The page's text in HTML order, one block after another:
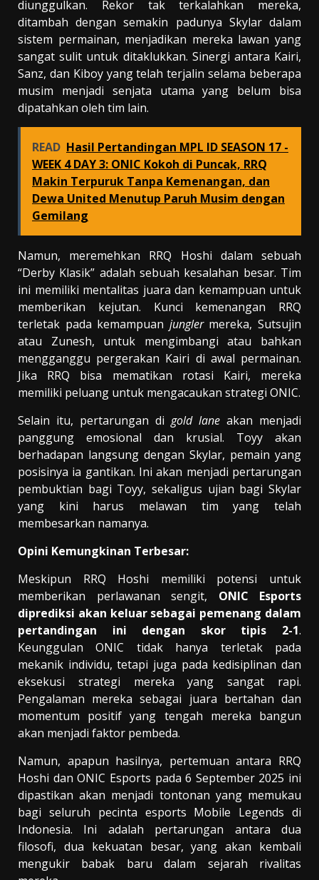
diunggulkan. Rekor tak terkalahkan mereka,
ditambah dengan semakin padunya Skylar dalam
sistem permainan, menjadikan mereka lawan yang
sangat sulit untuk ditaklukkan. Sinergi antara Kairi,
Sanz, dan Kiboy yang telah terjalin selama beberapa
musim menjadi senjata utama yang belum bisa
dipatahkan oleh tim lain.
READ Hasil Pertandingan MPL ID SEASON 17 -
WEEK 4 DAY 3: ONIC Kokoh di Puncak, RRQ
Makin Terpuruk Tanpa Kemenangan, dan
Dewa United Menutup Paruh Musim dengan
Gemilang
Namun, meremehkan RRQ Hoshi dalam sebuah
“Derby Klasik” adalah sebuah kesalahan besar. Tim
ini memiliki mentalitas juara dan kemampuan untuk
memberikan kejutan. Kunci kemenangan RRQ
terletak pada kemampuan junglermereka, Sutsujin
atau Zunesh, untuk mengimbangi atau bahkan
mengganggu pergerakan Kairi di awal permainan.
Jika RRQ bisa mematikan rotasi Kairi, mereka
memiliki peluang untuk mengacaukan strategi ONIC.
Selain itu, pertarungan di gold lane akan menjadi
panggung emosional dan krusial. Toyy akan
berhadapan langsung dengan Skylar, pemain yang
posisinya ia gantikan. Ini akan menjadi pertarungan
pembuktian bagi Toyy, sekaligus ujian bagi Skylar
yang kini harus melawan tim yang telah
membesarkan namanya.
Opini Kemungkinan Terbesar:
Meskipun RRQ Hoshi memiliki potensi untuk
memberikan perlawanan sengit, ONIC Esports
diprediksi akan keluar sebagai pemenang dalam
pertandingan ini dengan skor tipis 2-1.
Keunggulan ONIC tidak hanya terletak pada
mekanik individu, tetapi juga pada kedisiplinan dan
eksekusi strategi mereka yang sangat rapi.
Pengalaman mereka sebagai juara bertahan dan
momentum positif yang tengah mereka bangun
akan menjadi faktor pembeda.
Namun, apapun hasilnya, pertemuan antara RRQ
Hoshi dan ONIC Esports pada 6 September 2025 ini
dipastikan akan menjadi tontonan yang memukau
bagi seluruh pecinta esports Mobile Legends di
Indonesia. Ini adalah pertarungan antara dua
filosofi, dua kekuatan besar, yang akan kembali
mengukir babak baru dalam sejarah rivalitas